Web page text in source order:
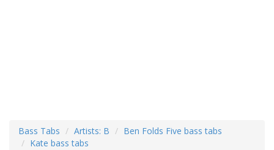
Bass Tabs Artists: B
Ben Folds Five bass tabs
Kate bass tabs